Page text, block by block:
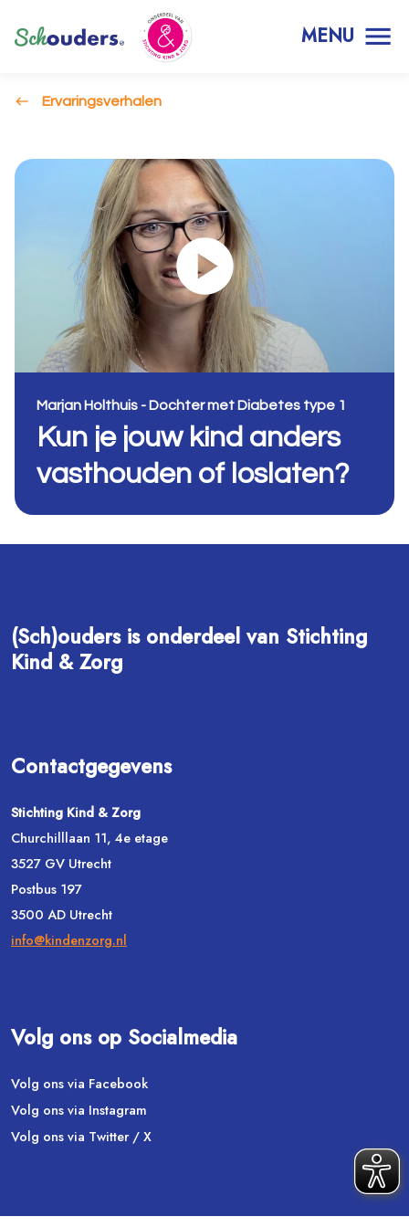
MENU
Ervaringsverhalen
Marjan Holthuis - Dochter met Diabetes type 1
Kun je jouw kind anders
vasthouden of loslaten?
(Sch)ouders is onderdeel van Stichting
Kind & Zorg
Contactgegevens
Stichting Kind & Zorg
Churchilllaan 11, 4e etage
3527 GV Utrecht
Postbus 197
3500 AD Utrecht
info@kindenzorg.nl
Volg ons op Socialmedia
Volg ons via Facebook
Volg ons via Instagram
Volg ons via Twitter / X